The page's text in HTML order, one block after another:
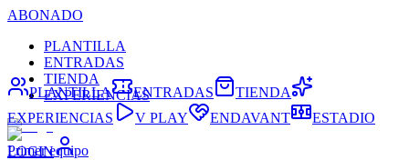
ABONADO
PLANTILLA
ENTRADAS
TIENDA
EXPERIENCIAS
LOGIN
PLANTILLA ENTRADAS
TIENDA
EXPERIENCIAS
V PLAY ENDAVANT ESTADIO
Primer equipo